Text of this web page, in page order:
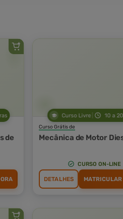
de
Curso Livre 10 a
Curso Grátis de
Mecânica de Motor
CURSO ON-LINE
DETALHES